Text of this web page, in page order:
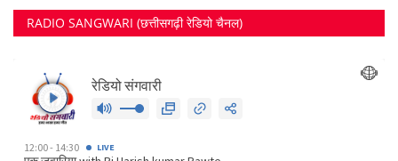
RADIO SANGWARI (छत्तीसगढ़ी रेडियो चैनल)